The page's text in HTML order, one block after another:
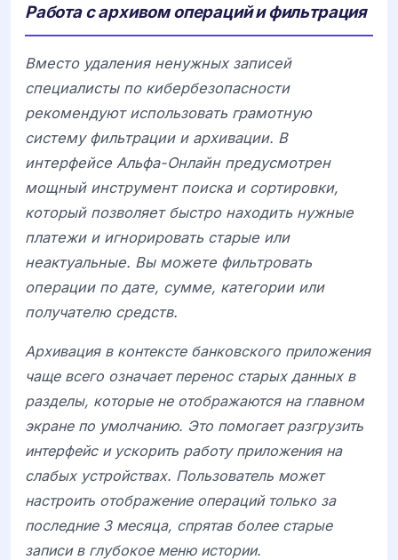
Работа с архивом операций и фильтрация
Вместо удаления ненужных записей
специалисты по кибербезопасности
рекомендуют использовать грамотную
систему фильтрации и архивации. В
интерфейсе Альфа-Онлайн предусмотрен
мощный инструмент поиска и сортировки,
который позволяет быстро находить нужные
платежи и игнорировать старые или
неактуальные. Вы можете фильтровать
операции по дате, сумме, категории или
получателю средств.
Архивация в контексте банковского приложения
чаще всего означает перенос старых данных в
разделы, которые не отображаются на главном
экране по умолчанию. Это помогает разгрузить
интерфейс и ускорить работу приложения на
слабых устройствах. Пользователь может
настроить отображение операций только за
последние 3 месяца, спрятав более старые
записи в глубокое меню истории.